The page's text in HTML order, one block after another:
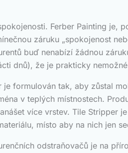
Ferber Painting je,
záruku „spokojenost
buď nenabízí žádnou
dnů), že je prakticky
je formulován tak, aby zůstal
v teplých místnostech.
více vrstev. Tile Stripper
místo aby na nich jen
odstraňovačů je na